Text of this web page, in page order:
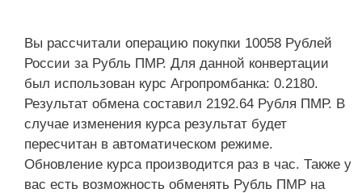
Вы рассчитали операцию покупки 10058 Рублей
России за Рубль ПМР. Для данной конвертации
был использован курс Агропромбанка: 0.2180.
Результат обмена составил 2192.64 Рубля ПМР. В
случае изменения курса результат будет
пересчитан в автоматическом режиме.
Обновление курса производится раз в час. Также у
вас есть возможность обменять Рубль ПМР на